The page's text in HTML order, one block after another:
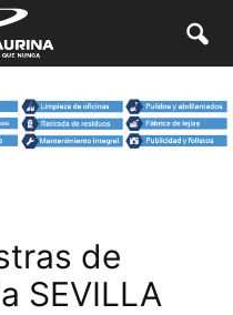
de
SEVILLA